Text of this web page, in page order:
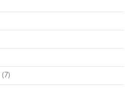
(7)